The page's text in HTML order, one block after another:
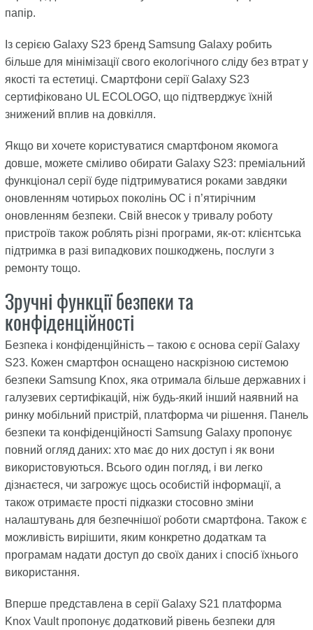
папір.
Із серією Galaxy S23 бренд Samsung Galaxy робить
більше для мінімізації свого екологічного сліду без втрат у
якості та естетиці. Смартфони серії Galaxy S23
сертифіковано UL ECOLOGO, що підтверджує їхній
знижений вплив на довкілля.
Якщо ви хочете користуватися смартфоном якомога
довше, можете сміливо обирати Galaxy S23: преміальний
функціонал серії буде підтримуватися роками завдяки
оновленням чотирьох поколінь ОС і п’ятирічним
оновленням безпеки. Свій внесок у тривалу роботу
пристроїв також роблять різні програми, як-от: клієнтська
підтримка в разі випадкових пошкоджень, послуги з
ремонту тощо.
Зручні функції безпеки та
конфіденційності
Безпека і конфіденційність – такою є основа серії Galaxy
S23. Кожен смартфон оснащено наскрізною системою
безпеки Samsung Knox, яка отримала більше державних і
галузевих сертифікацій, ніж будь-який інший наявний на
ринку мобільний пристрій, платформа чи рішення. Панель
безпеки та конфіденційності Samsung Galaxy пропонує
повний огляд даних: хто має до них доступ і як вони
використовуються. Всього один погляд, і ви легко
дізнаєтеся, чи загрожує щось особистій інформації, а
також отримаєте прості підказки стосовно зміни
налаштувань для безпечнішої роботи смартфона. Також є
можливість вирішити, яким конкретно додаткам та
програмам надати доступ до своїх даних і спосіб їхнього
використання.
Вперше представлена в серії Galaxy S21 платформа
Knox Vault пропонує додатковий рівень безпеки для